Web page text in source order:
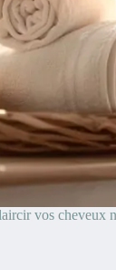
vos cheveux